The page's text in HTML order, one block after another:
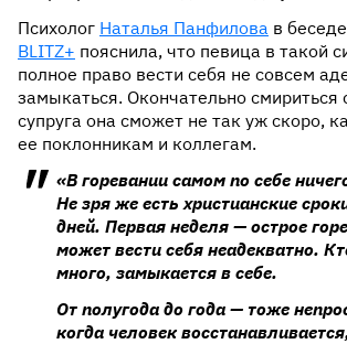
Психолог Наталья Панфилова в
BLITZ+ пояснила, что певица в такой
полное право вести себя не совсем
замыкаться. Окончательно смириться
супруга она сможет не так уж скоро,
ее поклонникам и коллегам.
«В горевании самом по себе
Не зря же есть христианские
дней. Первая неделя — острое
может вести себя неадекватно.
много, замыкается в себе.
От полугода до года — тоже
когда человек